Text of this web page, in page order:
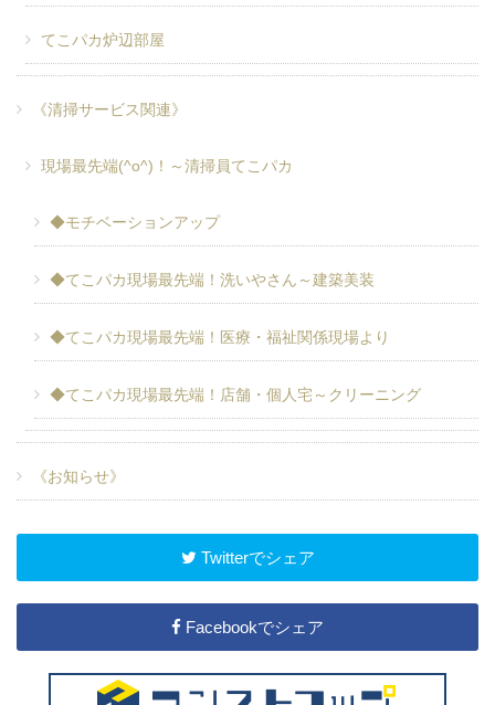
てこパカ炉辺部屋
《清掃サービス関連》
現場最先端(^o^)！～清掃員てこパカ
◆モチベーションアップ
◆てこパカ現場最先端！洗いやさん～建築美装
◆てこパカ現場最先端！医療・福祉関係現場より
◆てこパカ現場最先端！店舗・個人宅～クリーニング
《お知らせ》
Twitterでシェア
Facebookでシェア